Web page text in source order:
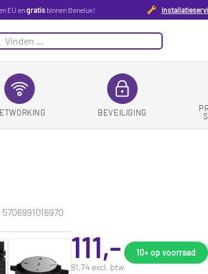
EU engratisbinnen Benelux!
BEVEILIGING
111,-
91,74 excl. btw
10+op voorraad